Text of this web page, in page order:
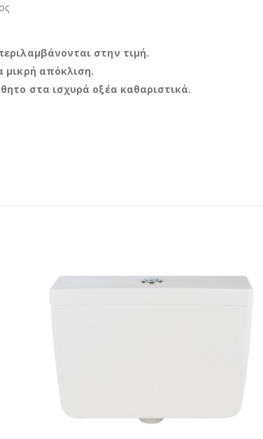
στην τιμή.
μικρή απόκλιση.
στα ισχυρά οξέα καθαριστικά.